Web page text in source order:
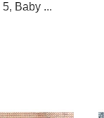
5, Baby ...